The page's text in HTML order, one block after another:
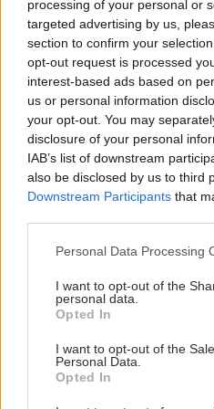
processing of your personal or
targeted advertising by us,
section to confirm your
opt-out request is processed
interest-based ads based on
us or personal information
your opt-out. You may
disclosure of your personal
IAB’s list of downstream
also be disclosed by us to third
Downstream Participants that
Please note that this website/
not limited to your visit or
grant or deny consent to
use your data for below
consent section.
Personal Data Processing
I want to opt-out of the
personal data.
Opted In
I want to opt-out of the
Personal Data.
Opted In
Επίσης
χρησιμοποιούμε την υπηρεσία
Google AdManager
διασφαλίζοντας έτσι την
των διαφημιστικών μηνυμάτων
Παροχή περιεχομένου
τεράστια βάση δεδομένων
κτλ, έχει αναλάβει και παρέχει
ελληνικά portals όπως το
euro2day.gr
Παράλληλα ετοιμάζονται και
portals όσο και με έντυπα του